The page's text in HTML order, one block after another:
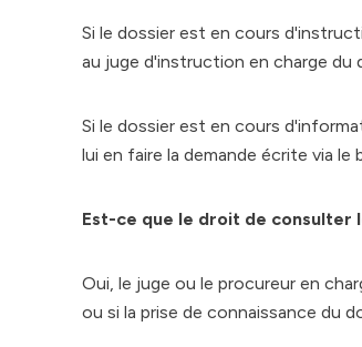
Si le dossier est en cours
au juge d'instruction en charge du
Si le dossier est en cours
lui en faire la demande écrite via
Est-ce que le droit de
Oui, le juge ou le procureur en
ou si la prise de connaissance du